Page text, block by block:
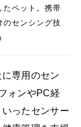
たペット。携帯
のセンシング技
専用のセン
ォンやPC経
ったセンサー